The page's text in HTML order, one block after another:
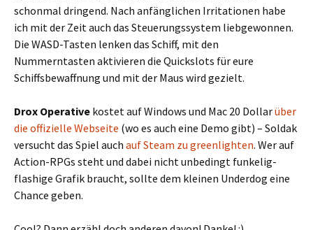
schonmal dringend. Nach anfänglichen Irritationen habe
ich mit der Zeit auch das Steuerungssystem liebgewonnen.
Die WASD-Tasten lenken das Schiff, mit den
Nummerntasten aktivieren die Quickslots für eure
Schiffsbewaffnung und mit der Maus wird gezielt.
Drox Operative kostet auf Windows und Mac 20 Dollarüber
die offizielle Webseite (wo es auch eine Demo gibt) – Soldak
versucht das Spiel auch auf Steam zu greenlighten. Wer auf
Action-RPGs steht und dabei nicht unbedingt funkelig-
flashige Grafik braucht, sollte dem kleinen Underdog eine
Chance geben.